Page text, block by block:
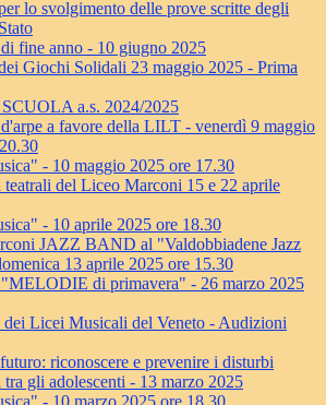
lo svolgimento delle prove scritte degli
fine anno - 10 giugno 2025
Giochi Solidali 23 maggio 2025 - Prima
a.s. 2024/2025
a favore della LILT - venerdì 9 maggio
- 10 maggio 2025 ore 17.30
teatrali del Liceo Marconi 15 e 22 aprile
- 10 aprile 2025 ore 18.30
JAZZ BAND al "Valdobbiadene Jazz
13 aprile 2025 ore 15.30
di primavera" - 26 marzo 2025
dei Licei Musicali del Veneto - Audizioni
riconoscere e prevenire i disturbi
tra gli adolescenti - 13 marzo 2025